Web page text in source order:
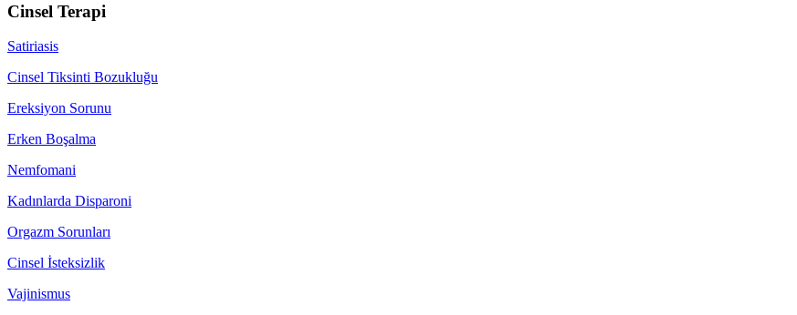
Cinsel Terapi
Satiriasis
Cinsel Tiksinti Bozukluğu
Ereksiyon Sorunu
Erken Boşalma
Nemfomani
Kadınlarda Disparoni
Orgazm Sorunları
Cinsel İsteksizlik
Vajinismus